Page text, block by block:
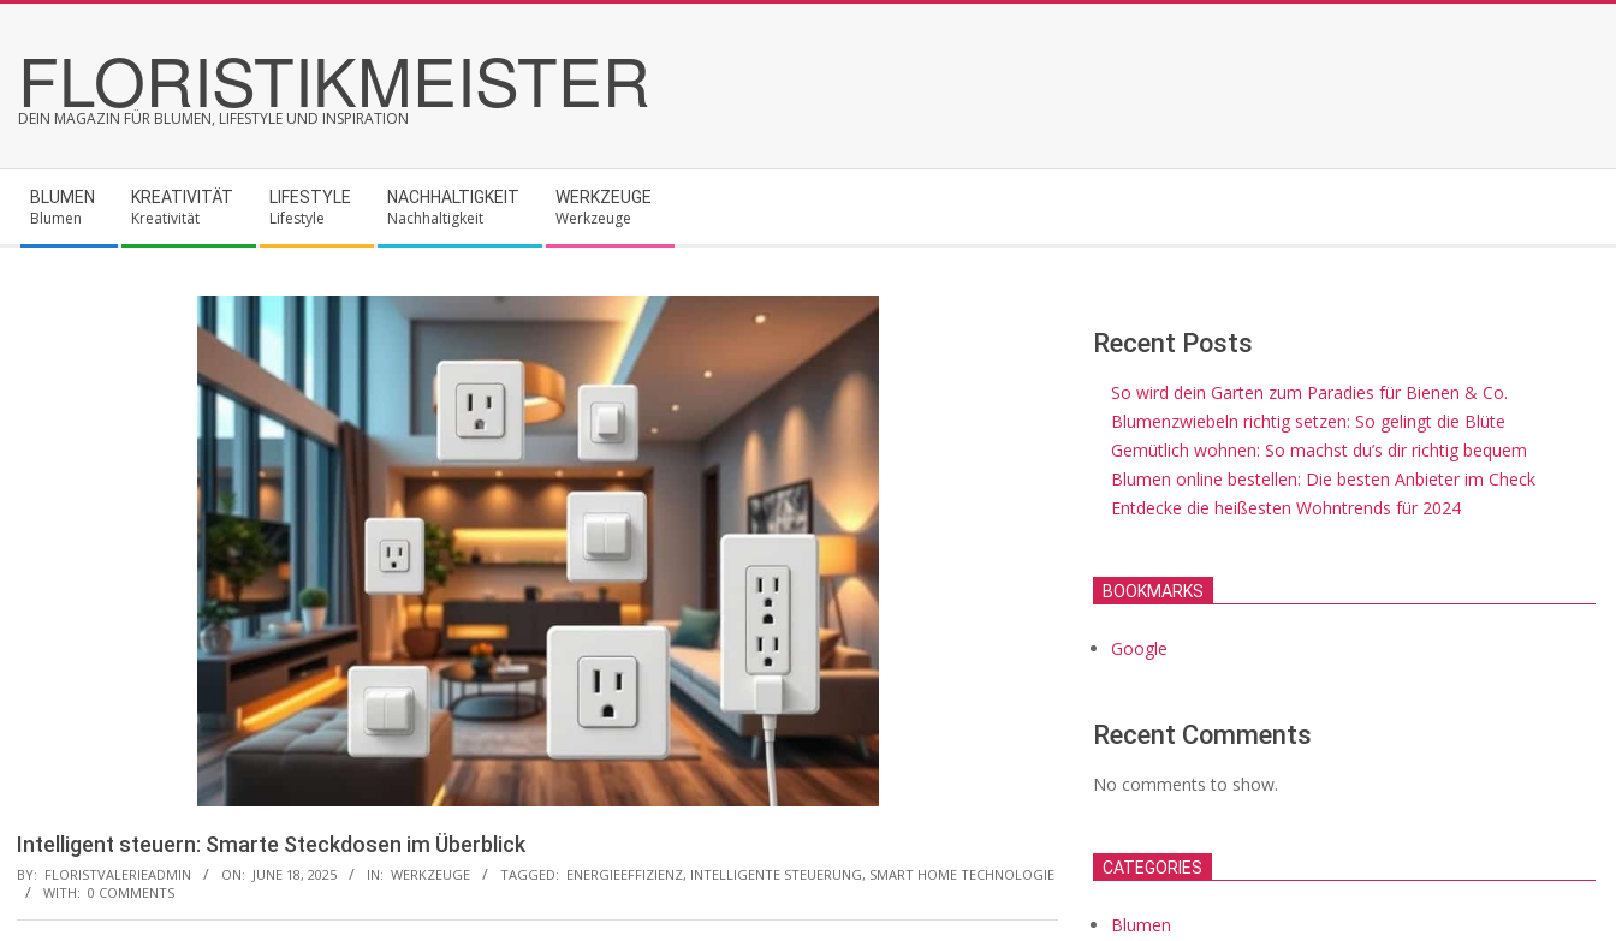
contentFLORISTIKMEISTER
DEIN MAGAZIN FÜR BLUMEN, LIFESTYLE UND INSPIRATION
Navigation
Menu
BLUMEN
Blumen
KREATIVITÄT
Kreativität
LIFESTYLE
Lifestyle
NACHHALTIGKEIT
Nachhaltigkeit
WERKZEUGE
Werkzeuge
Intelligent steuern: Smarte Steckdosen im Überblick
BY: FLORISTVALERIEADMIN ON: JUNE 18, 2025 IN: WERKZEUGE TAGGED: ENERGIEEFFIZIENZ, INTELLIGENTE STEUERUNG, SMART HOME TECHNOLOGIE
WITH: 0 COMMENTS
Recent Posts
So wird dein Garten zum Paradies für Bienen & Co.
Blumenzwiebeln richtig setzen: So gelingt die Blüte
Gemütlich wohnen: So machst du’s dir richtig bequem
Blumen online bestellen: Die besten Anbieter im Check
Entdecke die heißesten Wohntrends für 2024
BOOKMARKS
Google
Recent Comments
No comments to show.
CATEGORIES
Blumen